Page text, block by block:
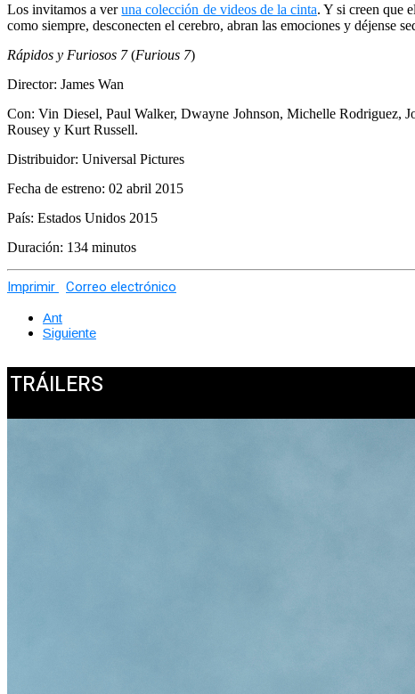
Los invitamos a veruna colección de videos de la cinta. Y si creen que
como siempre, desconecten el cerebro, abran las emociones y déjense
Rápidos y Furiosos 7(Furious 7)
Director: James Wan
Con: Vin Diesel, Paul Walker, Dwayne Johnson, Michelle Rodriguez,
Rousey y Kurt Russell.
Distribuidor: Universal Pictures
Fecha de estreno: 02 abril 2015
País: Estados Unidos 2015
Duración: 134 minutos
Imprimir Correo electrónico
Ant
Siguiente
TRÁILERS